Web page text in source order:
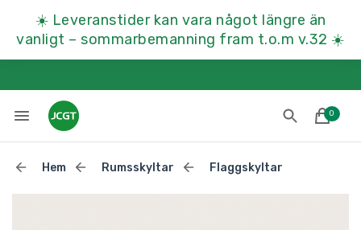
☀️ Leveranstider kan vara något längre än
vanligt – sommarbemanning fram t.o.m v.32 ☀️
0
Hem Rumsskyltar Flaggskyltar